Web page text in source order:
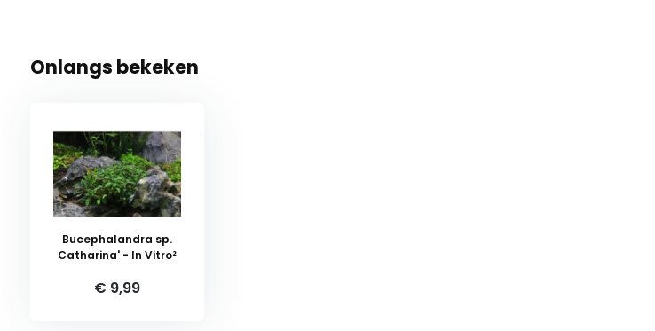
Onlangs bekeken
Bucephalandra sp.
Catharina' - In Vitro²
€ 9,99